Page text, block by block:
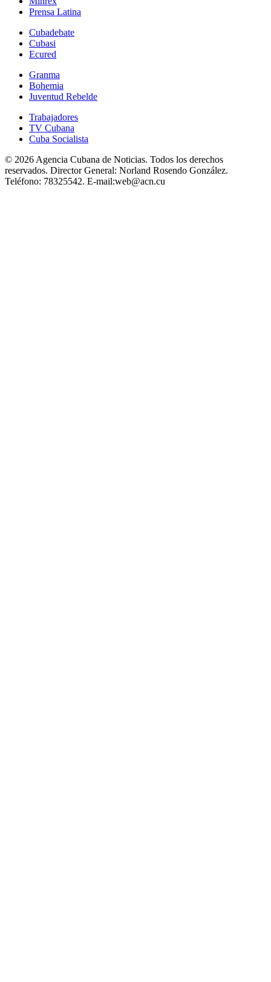
Prensa Latina
Cubadebate
Cubasi
Ecured
Granma
Bohemia
Juventud Rebelde
Trabajadores
TV Cubana
Cuba Socialista
© 2026 Agencia Cubana de Noticias. Todos los derechos
reservados. Director General: Norland Rosendo González.
Teléfono: 78325542. E-mail:web@acn.cu